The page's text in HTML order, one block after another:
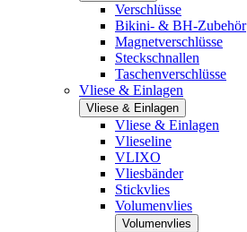
Verschlüsse
Bikini- & BH-Zubehör
Magnetverschlüsse
Steckschnallen
Taschenverschlüsse
Vliese & Einlagen
Vliese & Einlagen
Vliese & Einlagen
Vlieseline
VLIXO
Vliesbänder
Stickvlies
Volumenvlies
Volumenvlies